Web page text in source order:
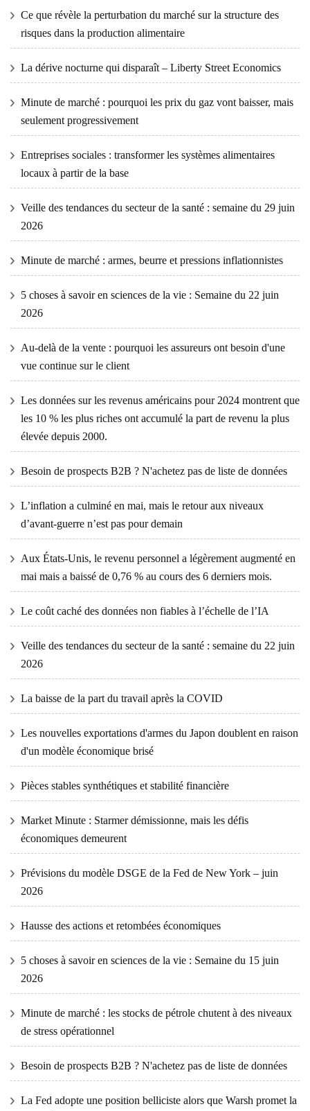
Ce que révèle la perturbation du marché sur la structure des
risques dans la production alimentaire
La dérive nocturne qui disparaît – Liberty Street Economics
Minute de marché : pourquoi les prix du gaz vont baisser, mais
seulement progressivement
Entreprises sociales : transformer les systèmes alimentaires
locaux à partir de la base
Veille des tendances du secteur de la santé : semaine du 29 juin
2026
Minute de marché : armes, beurre et pressions inflationnistes
5 choses à savoir en sciences de la vie : Semaine du 22 juin
2026
Au-delà de la vente : pourquoi les assureurs ont besoin d'une
vue continue sur le client
Les données sur les revenus américains pour 2024 montrent que
les 10 % les plus riches ont accumulé la part de revenu la plus
élevée depuis 2000.
Besoin de prospects B2B ? N'achetez pas de liste de données
L’inflation a culminé en mai, mais le retour aux niveaux
d’avant-guerre n’est pas pour demain
Aux États-Unis, le revenu personnel a légèrement augmenté en
mai mais a baissé de 0,76 % au cours des 6 derniers mois.
Le coût caché des données non fiables à l’échelle de l’IA
Veille des tendances du secteur de la santé : semaine du 22 juin
2026
La baisse de la part du travail après la COVID
Les nouvelles exportations d'armes du Japon doublent en raison
d'un modèle économique brisé
Pièces stables synthétiques et stabilité financière
Market Minute : Starmer démissionne, mais les défis
économiques demeurent
Prévisions du modèle DSGE de la Fed de New York – juin
2026
Hausse des actions et retombées économiques
5 choses à savoir en sciences de la vie : Semaine du 15 juin
2026
Minute de marché : les stocks de pétrole chutent à des niveaux
de stress opérationnel
Besoin de prospects B2B ? N'achetez pas de liste de données
La Fed adopte une position belliciste alors que Warsh promet la